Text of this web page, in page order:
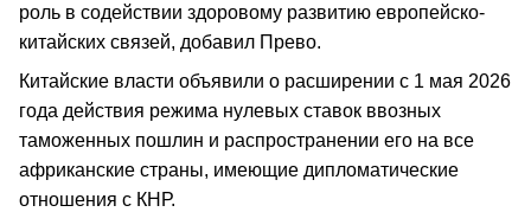
роль в содействии здоровому развитию европейско-
китайских связей, добавил Прево.
Китайские власти объявили о расширении с 1 мая 2026
года действия режима нулевых ставок ввозных
таможенных пошлин и распространении его на все
африканские страны, имеющие дипломатические
отношения с КНР.